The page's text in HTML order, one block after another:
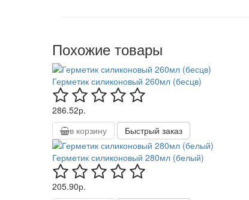
Похожие товары
Герметик силиконовый 260мл (бесцв)
286.52р.
в корзину
Быстрый заказ
Герметик силиконовый 280мл (белый)
205.90р.